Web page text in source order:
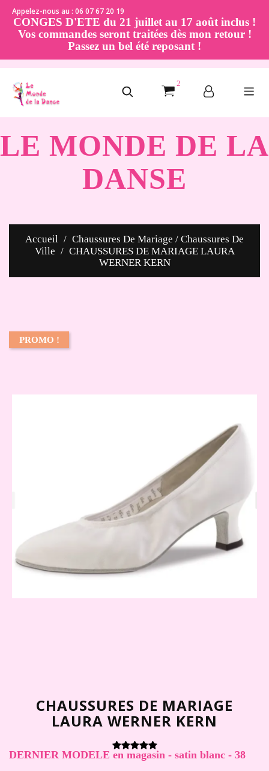
Appelez-nous au : 06 07 67 20 19
CONGES D'ETE du 21 juillet au 17 août inclus !
Vos commandes seront traitées dès mon retour !
Passez un bel été reposant !
2
LE MONDE DE LA
DANSE
Accueil
Chaussures De Mariage / Chaussures De
Ville
CHAUSSURES DE MARIAGE LAURA
WERNER KERN
PROMO !
CHAUSSURES DE MARIAGE
LAURA WERNER KERN
DERNIER MODELE en magasin - satin blanc - 38